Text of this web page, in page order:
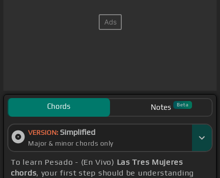
Chords Notes Beta
VERSION: Simplified
Major & minor chords only
To learn Pesado - (En Vivo) Las Tres Mujeres
chords, your first step should be understanding